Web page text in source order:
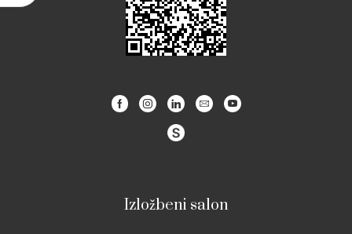
FacebookInstagramLinkedinEmail Youtube
Izložbeni salon